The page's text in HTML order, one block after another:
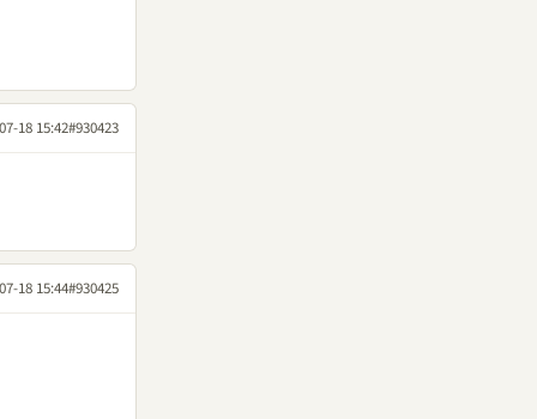
18 15:42#930423
18 15:44#930425